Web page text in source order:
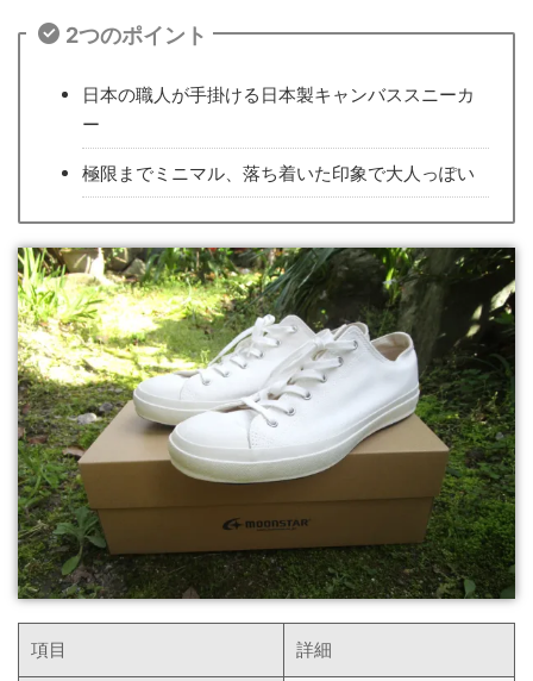
2つのポイント
日本の職人が手掛ける日本製キャンバススニーカ
ー
極限までミニマル、落ち着いた印象で大人っぽい
項目 詳細